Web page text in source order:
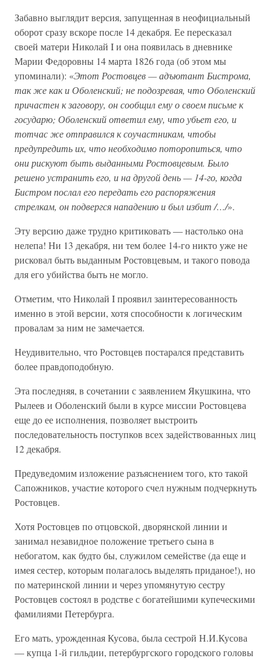
Забавно выглядит версия, запущенная в неофициальный
оборот сразу вскоре после 14 декабря. Ее пересказал
своей матери Николай I и она появилась в дневнике
Марии Федоровны 14 марта 1826 года (об этом мы
упоминали): «Этот Ростовцев — адъютант Бистрома,
так же как и Оболенский; не подозревая, что Оболенский
причастен к заговору, он сообщил ему о своем письме к
государю; Оболенский ответил ему, что убьет его, и
тотчас же отправился к соучастникам, чтобы
предупредить их, что необходимо поторопиться, что
они рискуют быть выданными Ростовцевым. Было
решено устранить его, и на другой день — 14-го, когда
Бистром послал его передать его распоряжения
стрелкам, он подвергся нападению и был избит /…/».
Эту версию даже трудно критиковать — настолько она
нелепа! Ни 13 декабря, ни тем более 14-го никто уже не
рисковал быть выданным Ростовцевым, и такого повода
для его убийства быть не могло.
Отметим, что Николай I проявил заинтересованность
именно в этой версии, хотя способности к логическим
провалам за ним не замечается.
Неудивительно, что Ростовцев постарался представить
более правдоподобную.
Эта последняя, в сочетании с заявлением Якушкина, что
Рылеев и Оболенский были в курсе миссии Ростовцева
еще до ее исполнения, позволяет выстроить
последовательность поступков всех задействованных лиц
12 декабря.
Предуведомим изложение разъяснением того, кто такой
Сапожников, участие которого счел нужным подчеркнуть
Ростовцев.
Хотя Ростовцев по отцовской, дворянской линии и
занимал незавидное положение третьего сына в
небогатом, как будто бы, служилом семействе (да еще и
имея сестер, которым полагалось выделять приданое!), но
по материнской линии и через упомянутую сестру
Ростовцев состоял в родстве с богатейшими купеческими
фамилиями Петербурга.
Его мать, урожденная Кусова, была сестрой Н.И.Кусова
— купца 1-й гильдии, петербургского городского головы